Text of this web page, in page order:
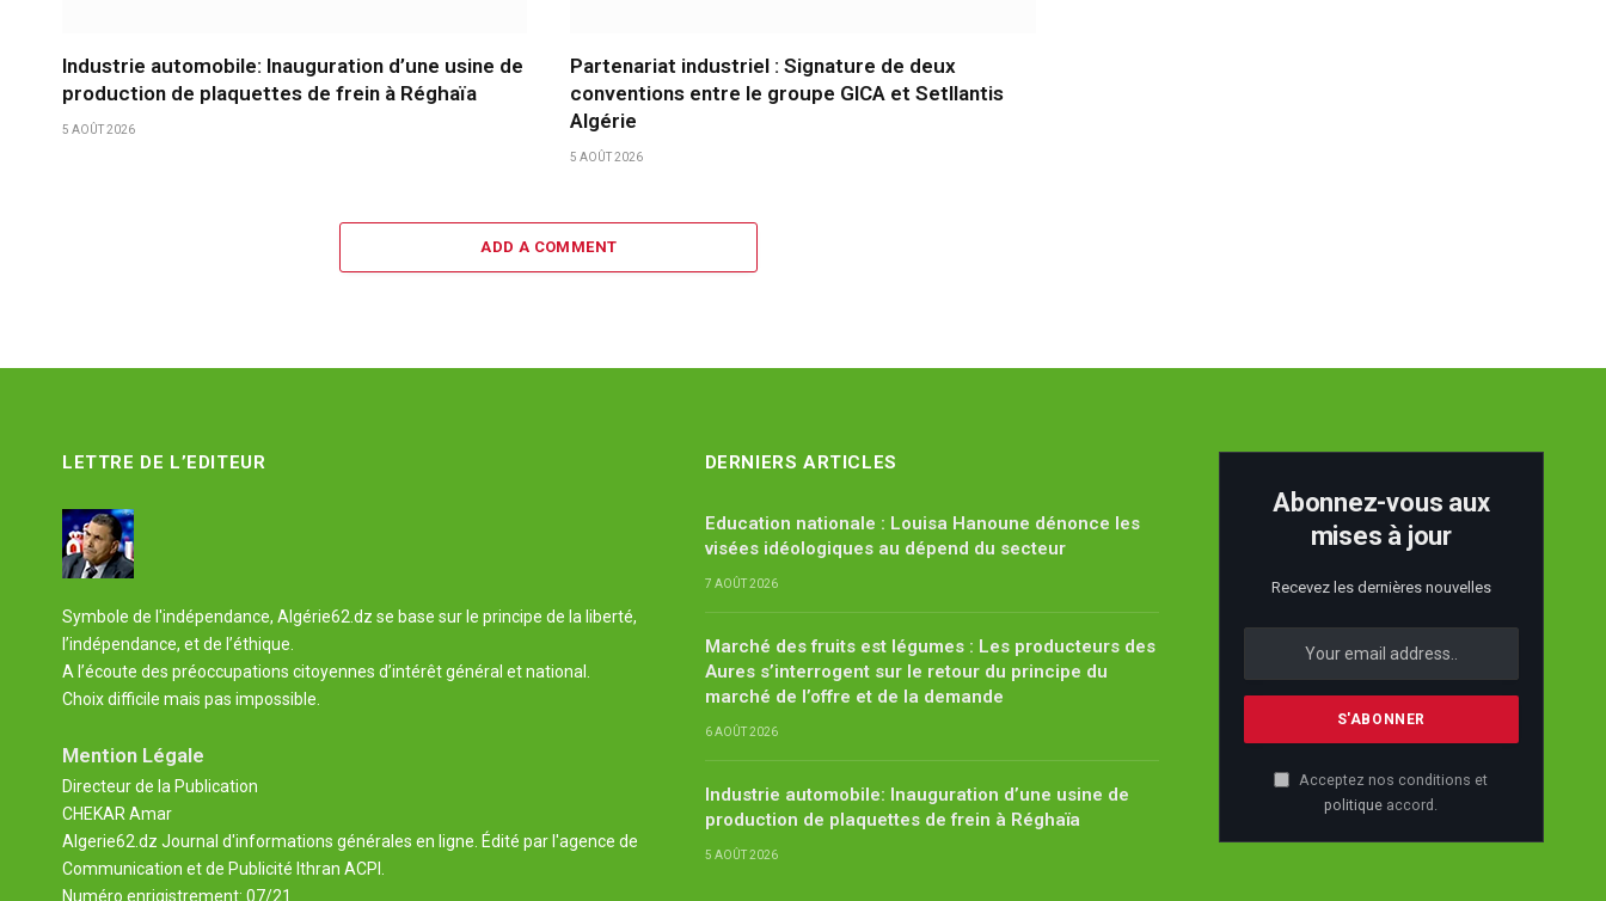
Industrie automobile: Inauguration d’une usine de
production de plaquettes de frein à Réghaïa
5 AOÛT 2026
Partenariat industriel : Signature de deux
conventions entre le groupe GICA et Setllantis
Algérie
5 AOÛT 2026
ADD A COMMENT
LETTRE DE L’EDITEUR
Symbole de l'indépendance, Algérie62.dz se base sur le principe de la liberté,
l’indépendance, et de l’éthique.
A l’écoute des préoccupations citoyennes d’intérêt général et national.
Choix difficile mais pas impossible.
Mention Légale
Directeur de la Publication
CHEKAR Amar
Algerie62.dz Journal d'informations générales en ligne. Édité par l'agence de
Communication et de Publicité Ithran ACPI.
Numéro enrigistrement: 07/21
DERNIERS ARTICLES
Education nationale : Louisa Hanoune dénonce les
visées idéologiques au dépend du secteur
7 AOÛT 2026
Marché des fruits est légumes : Les producteurs des
Aures s’interrogent sur le retour du principe du
marché de l’offre et de la demande
6 AOÛT 2026
Industrie automobile: Inauguration d’une usine de
production de plaquettes de frein à Réghaïa
5 AOÛT 2026
Abonnez-vous aux
mises à jour
Recevez les dernières nouvelles
Acceptez nos conditions et
politique accord.